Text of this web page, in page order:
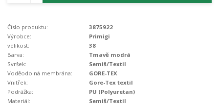
Číslo produktu:
3875922
Výrobce:
Primigi
velikost:
38
Barva:
Tmavě modrá
Svršek:
Semiš/Textil
Voděodolná membrána:
GORE-TEX
Vnitřek:
Gore-Tex textil
Podrážka:
PU (Polyuretan)
Materiál:
Semiš/Textil